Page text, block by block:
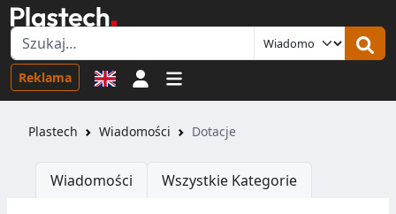
Reklama Logowanie
Plastech Wiadomości Dotacje
Wiadomości Wszystkie Kategorie